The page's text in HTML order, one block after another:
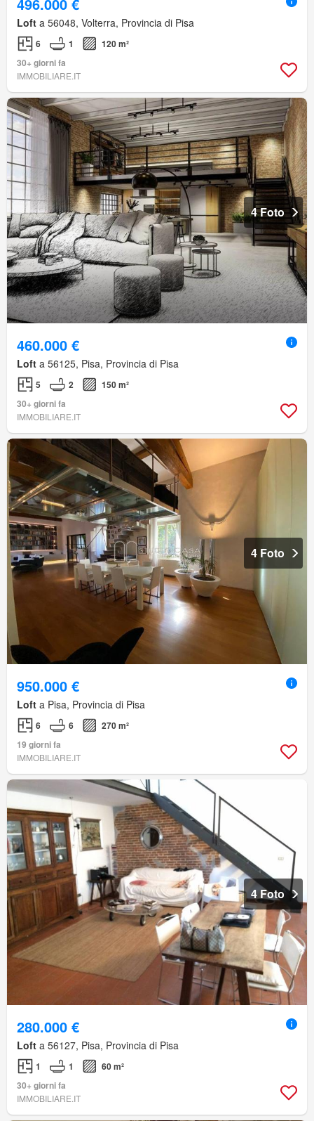
496.000 €
Loft a 56048, Volterra, Provincia di Pisa
6 1
120 m²
30+ giorni fa
IMMOBILIARE.IT
4 Foto
460.000 €
Loft a 56125, Pisa, Provincia di Pisa
5 2
150 m²
30+ giorni fa
IMMOBILIARE.IT
4 Foto
950.000 €
Loft a Pisa, Provincia di Pisa
6 6
270 m²
19 giorni fa
IMMOBILIARE.IT
4 Foto
280.000 €
Loft a 56127, Pisa, Provincia di Pisa
1 1
60 m²
30+ giorni fa
IMMOBILIARE.IT